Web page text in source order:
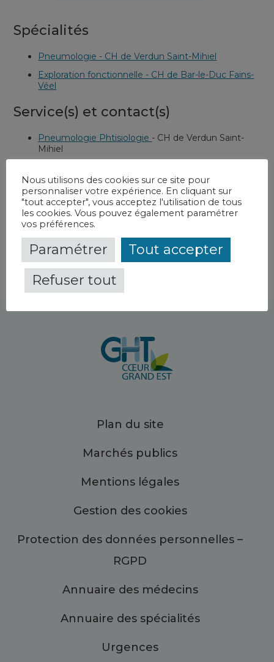
Spécialités
Pneumologie - CH de Verdun Saint-Mihiel
Exploration fonctionnelle - CH de Bar-le-Duc Fains-
Véel
Service(s) et contact(s)
Pneumologie Phtisiologie - CH de Verdun Saint-
Mihiel
Fains-Véel
Fibroscopie-CH de Verdun Saint-Mihiel
Capacité respiratoire- CH de Verdun Saint-Mihiel
Plan du site
Marchés publics
Mentions légales
Gestion des cookies
Protection des données personnelles –
RGPD
Annuaire des médecins
Annuaire des spécialités
Urgences
Nous utilisons des cookies sur ce site pour
personnaliser votre expérience. En cliquant sur
"tout accepter", vous acceptez l'utilisation de tous
les cookies. Vous pouvez également paramétrer
vos préférences.
Paramétrer
Tout accepter
Refuser tout